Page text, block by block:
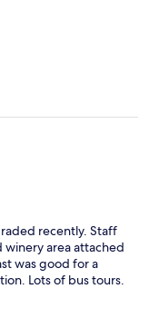
recently. Staff
winery area attached
was good for a
Lots of bus tours.